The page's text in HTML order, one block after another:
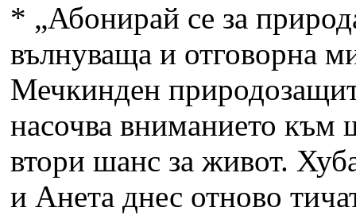
* „Абонирай се за
вълнуваща и отговорна
Мечкинден
насочва вниманието към
втори шанс за живот.
и Анета днес отново